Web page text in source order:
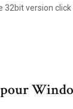
32bit version